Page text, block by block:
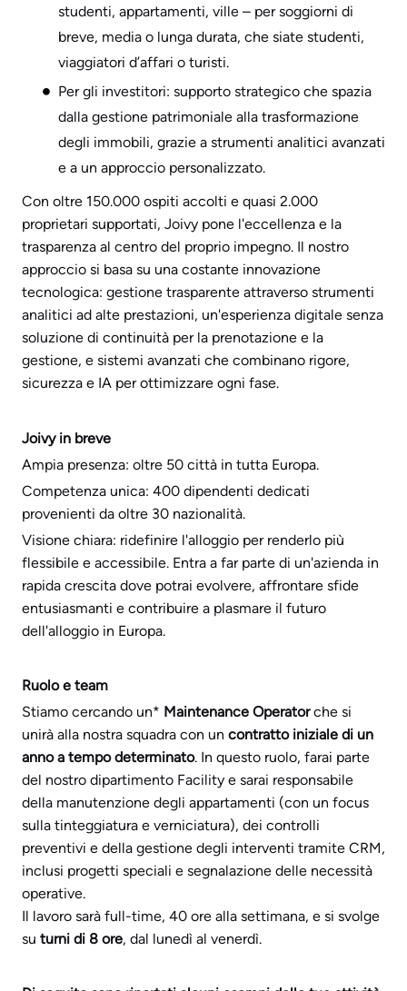
studenti, appartamenti, ville – per soggiorni di
breve, media o lunga durata, che siate studenti,
viaggiatori d’affari o turisti.
Per gli investitori: supporto strategico che spazia
dalla gestione patrimoniale alla trasformazione
degli immobili, grazie a strumenti analitici avanzati
e a un approccio personalizzato.
Con oltre 150.000 ospiti accolti e quasi 2.000
proprietari supportati, Joivy pone l'eccellenza e la
trasparenza al centro del proprio impegno. Il nostro
approccio si basa su una costante innovazione
tecnologica: gestione trasparente attraverso strumenti
analitici ad alte prestazioni, un'esperienza digitale senza
soluzione di continuità per la prenotazione e la
gestione, e sistemi avanzati che combinano rigore,
sicurezza e IA per ottimizzare ogni fase.
Joivy in breve
Ampia presenza: oltre 50 città in tutta Europa.
Competenza unica: 400 dipendenti dedicati
provenienti da oltre 30 nazionalità.
Visione chiara: ridefinire l'alloggio per renderlo più
flessibile e accessibile. Entra a far parte di un'azienda in
rapida crescita dove potrai evolvere, affrontare sfide
entusiasmanti e contribuire a plasmare il futuro
dell'alloggio in Europa.
Ruolo e team
Stiamo cercando un* Maintenance Operatorche si
unirà alla nostra squadra con un contratto iniziale di un
anno a tempo determinato. In questo ruolo, farai parte
del nostro dipartimento Facility e sarai responsabile
della manutenzione degli appartamenti (con un focus
sulla tinteggiatura e verniciatura), dei controlli
preventivi e della gestione degli interventi tramite CRM,
inclusi progetti speciali e segnalazione delle necessità
operative.
Il lavoro sarà full-time, 40 ore alla settimana, e si svolge
su turni di 8 ore, dal lunedì al venerdì.